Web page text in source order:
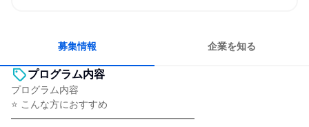
多様な職種の人と関われる 明確な目標を追いかける 若手が裁量を持てる環境
募集情報 企業を知る
プログラム内容
プログラム内容
⭐ こんな方におすすめ
━━━━━━━━━━━━━━━━━━━